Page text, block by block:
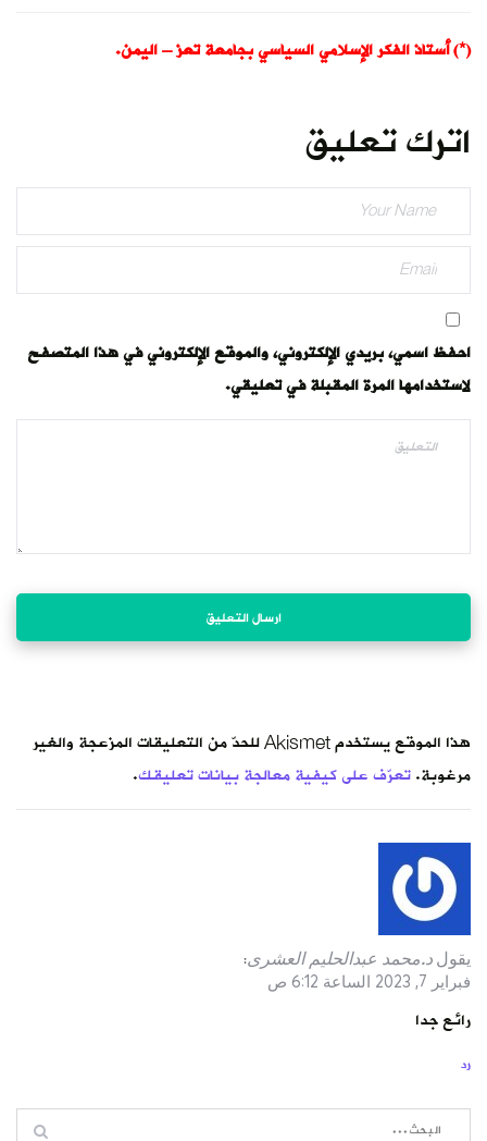
(*) أستاذ الفكر الإسلامي السياسي بجامعة تعز – اليمن.
اترك تعليق
احفظ اسمي، بريدي الإلكتروني، والموقع الإلكتروني في هذا المتصفح
لاستخدامها المرة المقبلة في تعليقي.
هذا الموقع يستخدم Akismet للحدّ من التعليقات المزعجة والغير
مرغوبة.تعرّف على كيفية معالجة بيانات تعليقك.
يقول د.محمد عبدالحليم العشرى:
فبراير 7, 2023 الساعة 6:12 ص
رائع جدا
رد